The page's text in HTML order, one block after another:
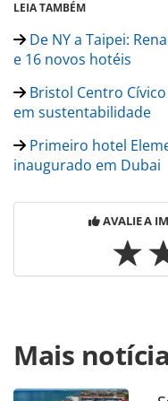
LEIA TAMBÉM
De NY a Taipei:
e 16 novos hotéis
Bristol Centro
em sustentabilidade
Primeiro hotel
inaugurado em Dubai
AVALIE A
https://
adiciona-13-hoteis-de-
unido_155184.html ou
Mais